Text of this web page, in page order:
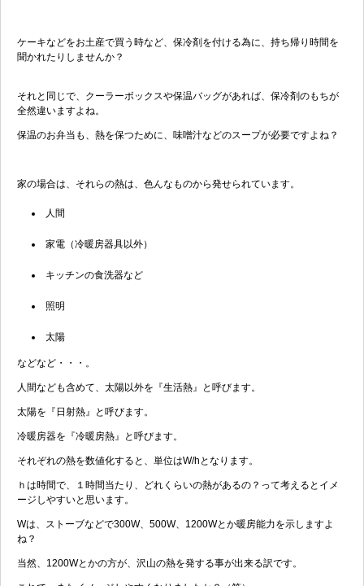
ケーキなどをお土産で買う時など、保冷剤を付ける為に、持ち帰り時間を
聞かれたりしませんか？
それと同じで、クーラーボックスや保温バッグがあれば、保冷剤のもちが
全然違いますよね。
保温のお弁当も、熱を保つために、味噌汁などのスープが必要ですよね？
家の場合は、それらの熱は、色んなものから発せられています。
人間
家電（冷暖房器具以外）
キッチンの食洗器など
照明
太陽
などなど・・・。
人間なども含めて、太陽以外を『生活熱』と呼びます。
太陽を『日射熱』と呼びます。
冷暖房器を『冷暖房熱』と呼びます。
それぞれの熱を数値化すると、単位はW/hとなります。
ｈは時間で、１時間当たり、どれくらいの熱があるの？って考えるとイメ
ージしやすいと思います。
Wは、ストーブなどで300W、500W、1200Wとか暖房能力を示しますよ
ね？
当然、1200Wとかの方が、沢山の熱を発する事が出来る訳です。